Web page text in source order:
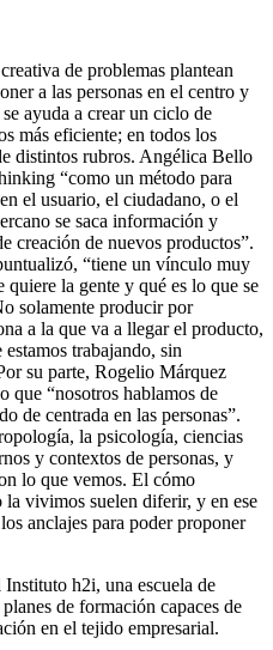
de problemas plantean
a las personas en el centro y
ayuda a crear un ciclo de
más eficiente; en todos los
distintos rubros. Angélica Bello
“como un método para
el usuario, el ciudadano, o el
se saca información y
creación de nuevos productos”.
“tiene un vínculo muy
quiere la gente y qué es lo que se
solamente producir por
a la que va a llegar el producto,
trabajando, sin
su parte, Rogelio Márquez
“nosotros hablamos de
de centrada en las personas”.
la psicología, ciencias
y contextos de personas, y
lo que vemos. El cómo
vivimos suelen diferir, y en ese
anclajes para poder proponer
h2i, una escuela de
de formación capaces de
en el tejido empresarial.